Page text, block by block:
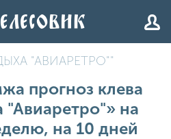
"АВИАРЕТРО""
прогноз клева
"Авиаретро"» на
на 10 дней